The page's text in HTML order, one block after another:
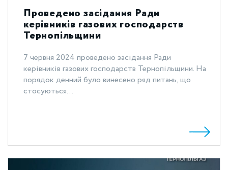
Проведено засідання Ради
керівників газових господарств
Тернопільщини
7 червня 2024 проведено засідання Ради
керівників газових господарств Тернопільщини. На
порядок денний було винесено ряд питань, що
стосуються...